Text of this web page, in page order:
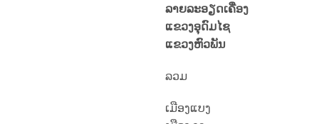
ລາຍລະອຽດເຄື່ອງ
ແຂວງອຸດົມໄຊ
ແຂວງຫົວພັນ
ລວມ
ເມືອງແບງ